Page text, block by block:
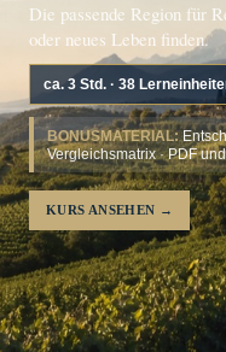
Die passende Region für
oder neues Leben finden.
ca. 3 Std. · 38
BONUSMATERIAL:
Vergleichsmatrix · PDF
KURS ANSEHEN →